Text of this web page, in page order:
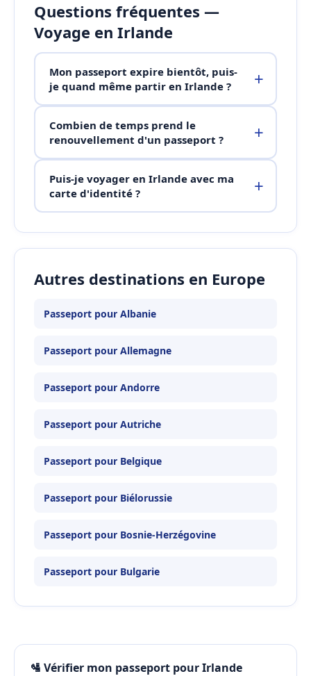
Questions fréquentes —
Voyage en Irlande
Mon passeport expire bientôt, puis-
je quand même partir en Irlande ?
Combien de temps prend le
renouvellement d'un passeport ?
Puis-je voyager en Irlande avec ma
carte d'identité ?
Autres destinations en Europe
Passeport pour Albanie
Passeport pour Allemagne
Passeport pour Andorre
Passeport pour Autriche
Passeport pour Belgique
Passeport pour Biélorussie
Passeport pour Bosnie-Herzégovine
Passeport pour Bulgarie
🛂 Vérifier mon passeport pour Irlande